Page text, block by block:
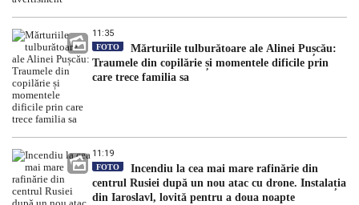
11:35
FOTO
Mărturiile tulburătoare ale Alinei Pușcău:
Traumele din copilărie și momentele dificile prin
care trece familia sa
11:19
FOTO
Incendiu la cea mai mare rafinărie din
centrul Rusiei după un nou atac cu drone. Instalația
din Iaroslavl, lovită pentru a doua noapte